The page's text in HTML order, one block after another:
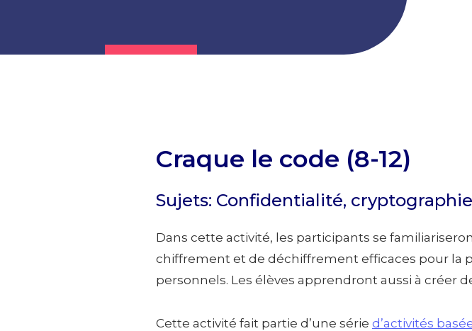
Craque le code (8-12)
Sujets: Confidentialité,
Dans cette activité, les participants se
chiffrement et de déchiffrement efficaces pour la
personnels. Les élèves apprendront aussi à créer
Cette activité fait partie d’une série d’activités